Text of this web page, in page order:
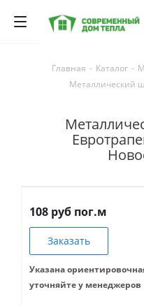
Главная - Каталог -
Металлический
108 руб пог.м
Заказать
Указана
уточняйте у менеджеров